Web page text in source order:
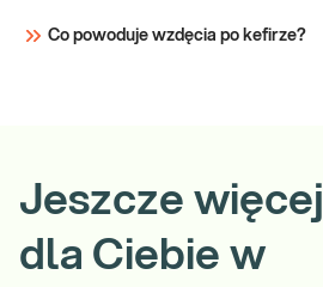
Co powoduje wzdęcia po kefirze?
Jeszcze więcej
dla Ciebie w